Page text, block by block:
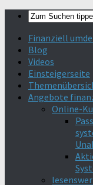
Finanziell
Blog
Videos
Einsteigerseite
Angebote
Online-